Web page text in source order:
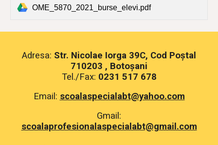
OME_5870_2021_burse_elevi.pdf
Adresa: Str. Nicolae Iorga 39C, Cod Poștal
710203 , Botoșani
Tel./Fax: 0231 517 678
Email: scoalaspecialabt@yahoo.com
Gmail:
scoalaprofesionalaspecialabt@gmail.com